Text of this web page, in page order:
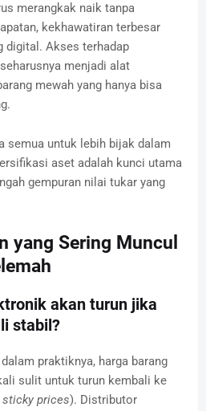
merangkak naik tanpa
kekhawatiran terbesar
digital. Akses terhadap
menjadi alat
mewah yang hanya bisa
semua untuk lebih bijak dalam
aset adalah kunci utama
gempuran nilai tukar yang
yang Sering Muncul
akan turun jika
stabil?
praktiknya, harga barang
sulit untuk turun kembali ke
sticky prices). Distributor